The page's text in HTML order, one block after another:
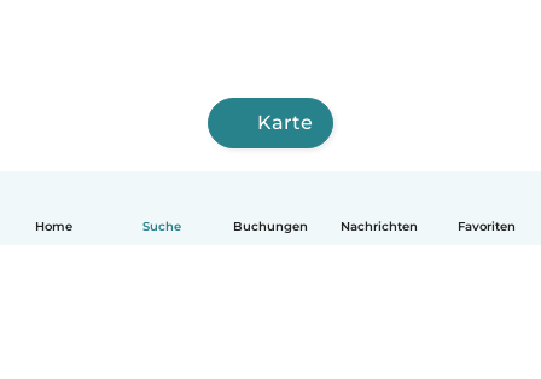
Home Suche Buchungen Nachrichten Favoriten
Karte